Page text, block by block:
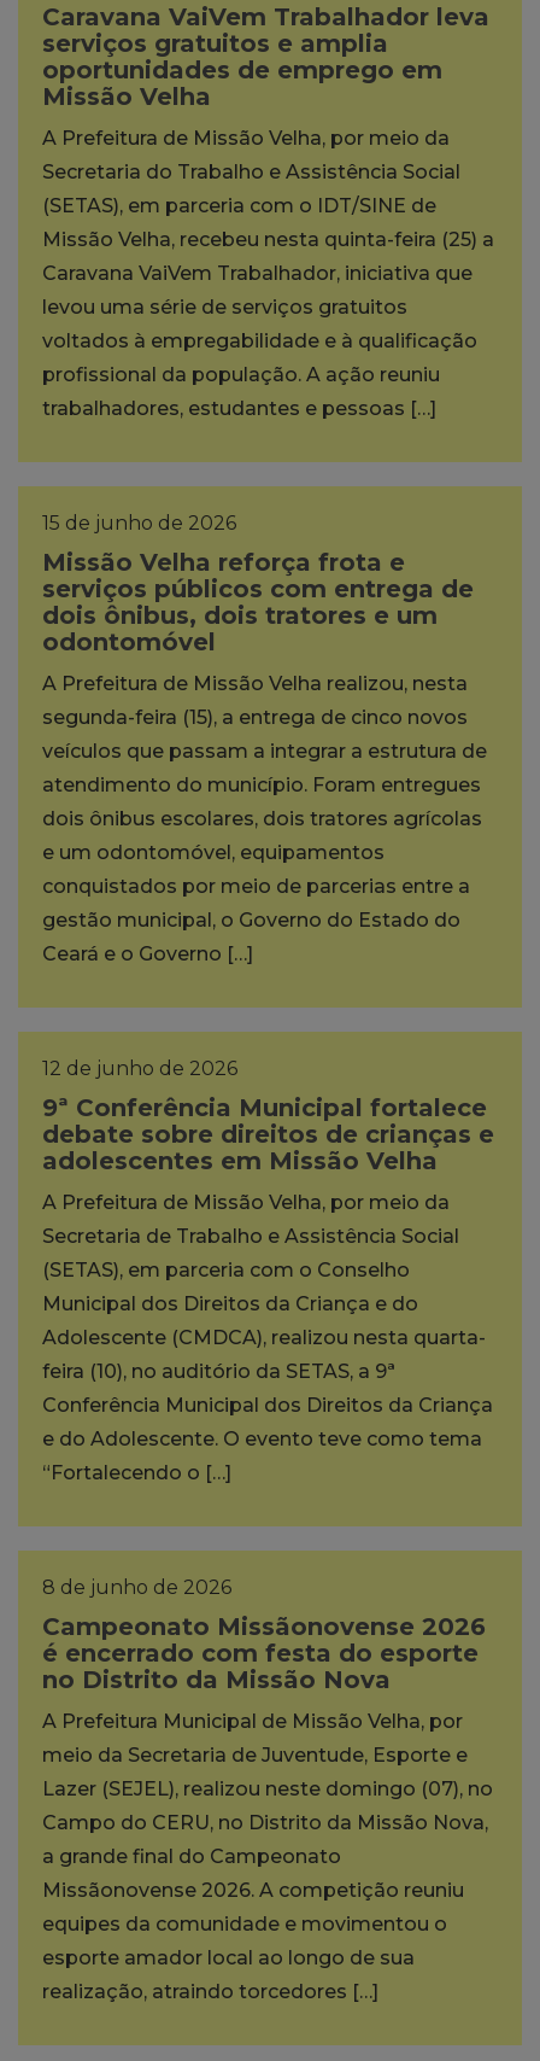
Caravana VaiVem Trabalhador leva
serviços gratuitos e amplia
oportunidades de emprego em
Missão Velha
A Prefeitura de Missão Velha, por meio da
Secretaria do Trabalho e Assistência Social
(SETAS), em parceria com o IDT/SINE de
Missão Velha, recebeu nesta quinta-feira (25) a
Caravana VaiVem Trabalhador, iniciativa que
levou uma série de serviços gratuitos
voltados à empregabilidade e à qualificação
profissional da população. A ação reuniu
trabalhadores, estudantes e pessoas […]
15 de junho de 2026
Missão Velha reforça frota e
serviços públicos com entrega de
dois ônibus, dois tratores e um
odontomóvel
A Prefeitura de Missão Velha realizou, nesta
segunda-feira (15), a entrega de cinco novos
veículos que passam a integrar a estrutura de
atendimento do município. Foram entregues
dois ônibus escolares, dois tratores agrícolas
e um odontomóvel, equipamentos
conquistados por meio de parcerias entre a
gestão municipal, o Governo do Estado do
Ceará e o Governo […]
12 de junho de 2026
9ª Conferência Municipal fortalece
debate sobre direitos de crianças e
adolescentes em Missão Velha
A Prefeitura de Missão Velha, por meio da
Secretaria de Trabalho e Assistência Social
(SETAS), em parceria com o Conselho
Municipal dos Direitos da Criança e do
Adolescente (CMDCA), realizou nesta quarta-
feira (10), no auditório da SETAS, a 9ª
Conferência Municipal dos Direitos da Criança
e do Adolescente. O evento teve como tema
“Fortalecendo o […]
8 de junho de 2026
Campeonato Missãonovense 2026
é encerrado com festa do esporte
no Distrito da Missão Nova
A Prefeitura Municipal de Missão Velha, por
meio da Secretaria de Juventude, Esporte e
Lazer (SEJEL), realizou neste domingo (07), no
Campo do CERU, no Distrito da Missão Nova,
a grande final do Campeonato
Missãonovense 2026. A competição reuniu
equipes da comunidade e movimentou o
esporte amador local ao longo de sua
realização, atraindo torcedores […]